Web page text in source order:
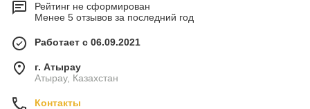
Рейтинг не сформирован
Менее 5 отзывов за последний год
Работает с 06.09.2021
г. Атырау
Атырау, Казахстан
Контакты